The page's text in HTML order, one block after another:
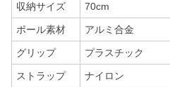
収納サイズ 70cm
ポール素材 アルミ合金
グリップ プラスチック
ストラップ ナイロン